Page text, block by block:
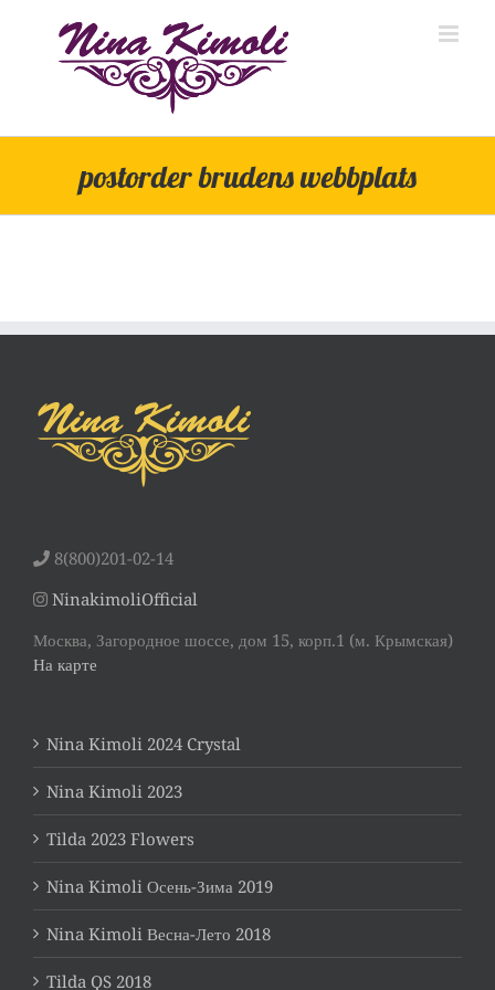
postorder brudens webbplats
8(800)201-02-14
NinakimoliOfficial
Москва, Загородное шоссе, дом 15, корп.1 (м. Крымская)
На карте
Nina Kimoli 2024 Crystal
Nina Kimoli 2023
Tilda 2023 Flowers
Nina Kimoli Осень-Зима 2019
Nina Kimoli Весна-Лето 2018
Tilda QS 2018